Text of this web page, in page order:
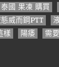
泰國 果凍 購買
威而鋼PTT
樣 陽痿 需要